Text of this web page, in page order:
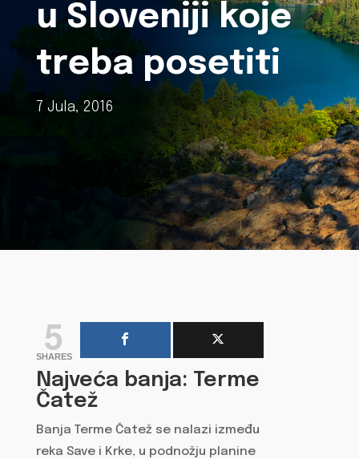
u Sloveniji koje
treba posetiti
7 Jula, 2016
5
SHARES
Najveća banja: Terme
Čatež
Banja Terme Čatež se nalazi između
reka Save i Krke, u podnožju planine